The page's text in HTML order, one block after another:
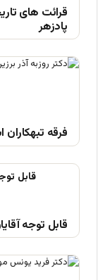
قرائت های
پادزهر
فرقه تبهکاران
قابل توجه